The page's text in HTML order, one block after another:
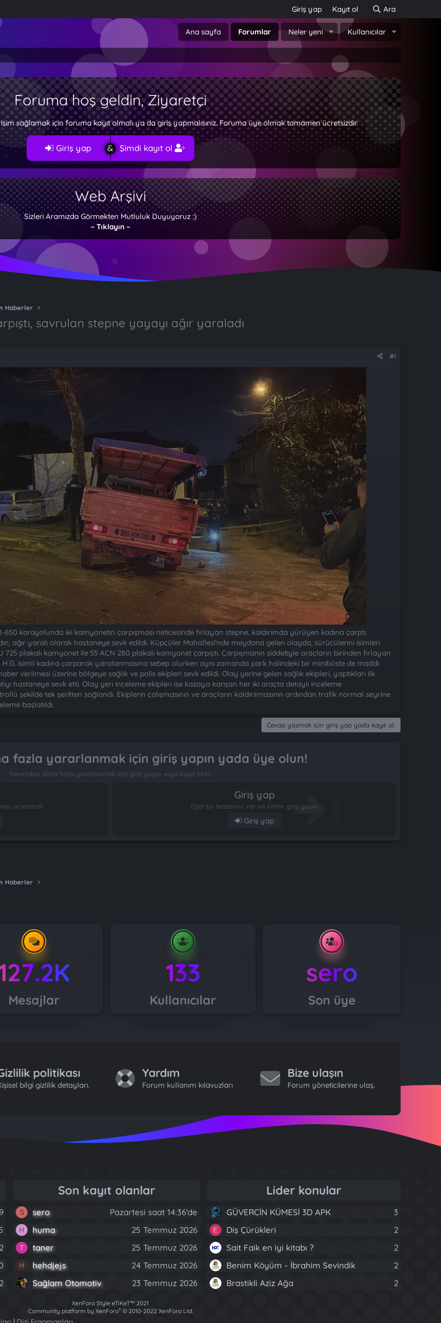
Giriş yap Kayıt ol Ara
Ana sayfa Forumlar Neler yeni Kullanıcılar
Foruma hoş geldin, Ziyaretçi
sağlamak için foruma kayıt olmalı ya da giriş yapmalısınız. Foruma üye olmak tamamen ücretsizdir.
Giriş yap Şimdi kayıt ol
Web Arşivi
Sizleri Aramızda Görmekten Mutluluk Duyuyoruz :)
~ Tıklayın ~
Haberler
savrulan stepne yayayı ağır yaraladı
#1
650 karayolunda iki kamyonetin çarpışması neticesinde fırlayan stepne, kaldırımda yürüyen kadına çarptı.
ağır yaralı olarak hastaneye sevk edildi. Küpçüler Mahallesi’nde meydana gelen olayda, sürücülerini isimleri
725 plakalı kamyonet ile 55 ACN 280 plakalı kamyonet çarpıştı. Çarpışmanın şiddetiyle araçların birinden fırlayan
H.G. isimli kadına çarparak yaralanmasına sebep olurken aynı zamanda park halindeki bir minibüste de maddi
verilmesi üzerine bölgeye sağlık ve polis ekipleri sevk edildi. Olay yerine gelen sağlık ekipleri, yaptıkları ilk
hastaneye sevk etti. Olay yeri inceleme ekipleri ise kazaya karışan her iki araçta detaylı inceleme
şekilde tek şeritten sağlandı. Ekiplerin çalışmasının ve araçların kaldırılmasının ardından trafik normal seyrine
başlatıldı.
Cevap yazmak için giriş yap yada kayıt ol.
fazla yararlanmak için giriş yapın yada üye olun!
Forumdan daha fazla yararlanmak için giriş yapın veya kayıt olun!
ücretsizdir.
Giriş yap
Eğer bir hesabınız var ise lütfen giriş yapın
Giriş yap
Haberler
Mesajlar
133
Kullanıcılar
sero
Son üye
politikası
bilgi gizlilik detayları.
Yardım
Forum kullanım kılavuzları
Bize ulaşın
Forum yöneticilerine ulaş.
Son kayıt olanlar
S sero Pazartesi saat 14:36'de
H huma 25 Temmuz 2026
T taner 25 Temmuz 2026
H hehdjejs
24 Temmuz 2026
Sağlam Otomotiv
23 Temmuz 2026
Lider konular
GÜVERCİN KÜMESİ 3D APK 3
E Diş Çürükleri
2
Sait Faik en iyi kitabı ?
2
Benim Köyüm - İbrahim Sevindik
2
Brastikli Aziz Ağa
2
XenForo Style eTiKeT™ 2021
Community platform by XenForo® © 2010-2022 XenForo Ltd.
[XGT] Forum statistics system